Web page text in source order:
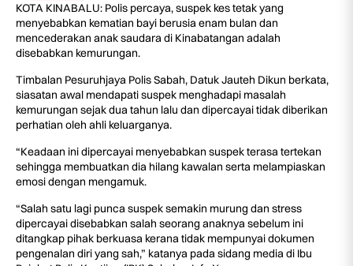
KOTA KINABALU: Polis percaya, suspek kes tetak yang
menyebabkan kematian bayi berusia enam bulan dan
mencederakan anak saudara di Kinabatangan adalah
disebabkan kemurungan.
Timbalan Pesuruhjaya Polis Sabah, Datuk Jauteh Dikun berkata,
siasatan awal mendapati suspek menghadapi masalah
kemurungan sejak dua tahun lalu dan dipercayai tidak diberikan
perhatian oleh ahli keluarganya.
“Keadaan ini dipercayai menyebabkan suspek terasa tertekan
sehingga membuatkan dia hilang kawalan serta melampiaskan
emosi dengan mengamuk.
“Salah satu lagi punca suspek semakin murung dan stress
dipercayai disebabkan salah seorang anaknya sebelum ini
ditangkap pihak berkuasa kerana tidak mempunyai dokumen
pengenalan diri yang sah,” katanya pada sidang media di Ibu